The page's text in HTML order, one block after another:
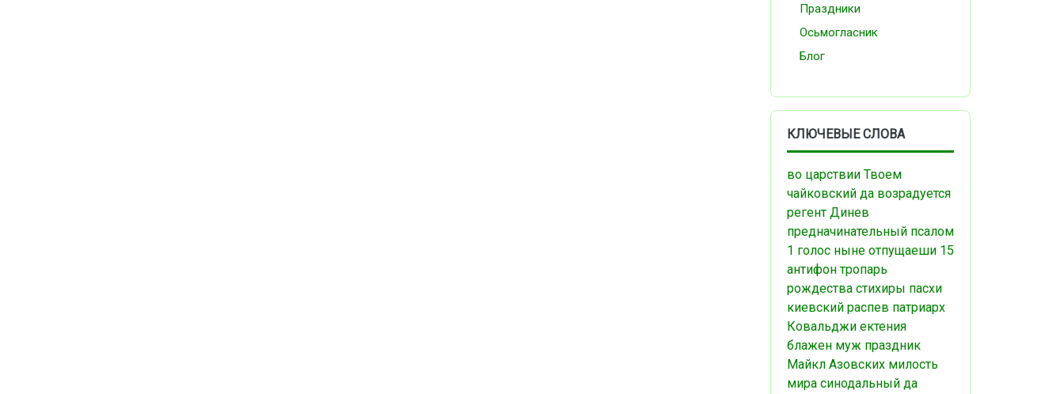
Праздники
Осьмогласник
Блог
КЛЮЧЕВЫЕ СЛОВА
во царствии Твоем
чайковский да возрадуется
регент Динев
предначинательный псалом
1 голос ныне отпущаеши 15
антифон тропарь
рождества стихиры пасхи
киевский распев патриарх
Ковальджи ектения
блажен муж праздник
Майкл Азовских милость
мира синодальный да